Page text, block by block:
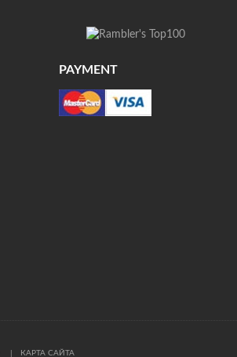
PAYMENT
КАРТА САЙТА